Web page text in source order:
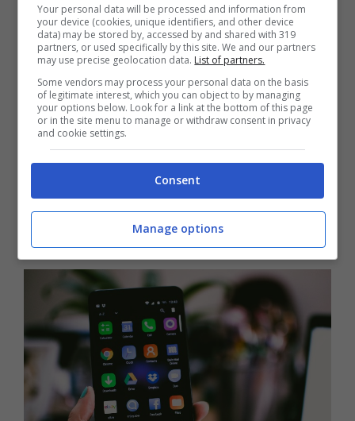
comandoche scarica un malware sul
dispositivo.
Tra imalware più diffusi e pericolosidegli
ultimi mesi vi è ilTrojan Amadey, che mira a
sottrarre le password e installare strumenti
Lumma Stealer, che invece è
progettato per rubare dati relativi a cookie,
password e criptovalute.
Your personal data will be processed and information from
your device (cookies, unique identifiers, and other device
data) may be stored by, accessed by and shared with 319
partners, or used specifically by this site. We and our partners
may use precise geolocation data. List of partners.
Some vendors may process your personal data on the basis
of legitimate interest, which you can object to by managing
your options below. Look for a link at the bottom of this page
or in the site menu to manage or withdraw consent in privacy
and cookie settings.
Consent
Manage options